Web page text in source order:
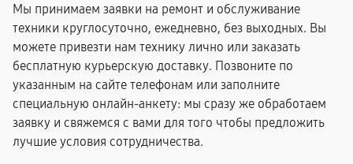
Мы принимаем заявки на ремонт и обслуживание
техники круглосуточно, ежедневно, без выходных. Вы
можете привезти нам технику лично или заказать
бесплатную курьерскую доставку. Позвоните по
указанным на сайте телефонам или заполните
специальную онлайн-анкету: мы сразу же обработаем
заявку и свяжемся с вами для того чтобы предложить
лучшие условия сотрудничества.